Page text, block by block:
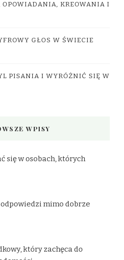
OPOWIADANIA, KREOWANIA I
GŁOS W ŚWIECIE
PISANIA I WYRÓŻNIĆ SIĘ W
WPISY
się w osobach, których
mimo dobrze
który zachęca do